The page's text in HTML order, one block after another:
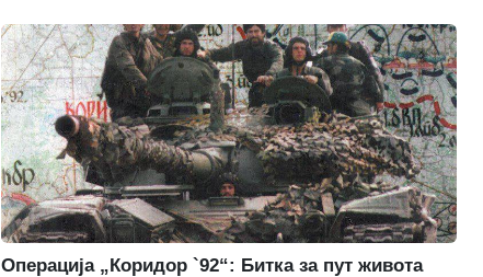
Операција „Коридор `92“: Битка за пут живота